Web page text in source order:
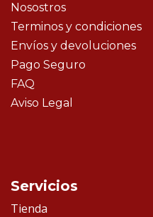
Nosostros
Terminos y condiciones
Envíos y devoluciones
Pago Seguro
FAQ
Aviso Legal
Servicios
Tienda